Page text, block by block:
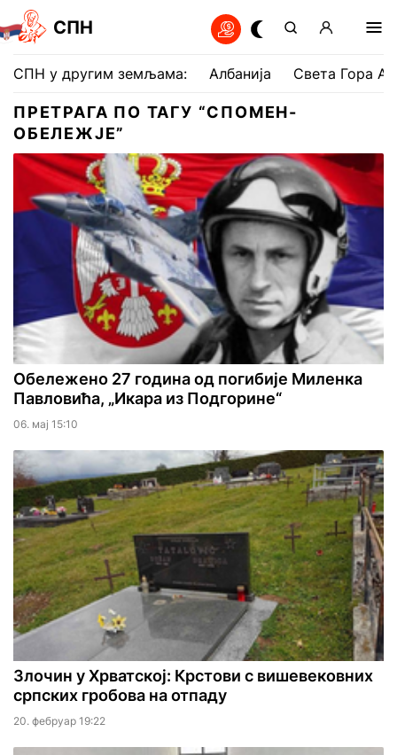
СПН
СПН у другим земљама: Албанија Света Гора
ПРЕТРАГА ПО ТАГУ “СПОМЕН-
ОБЕЛЕЖЈЕ”
Обележено 27 година од погибије Миленка
Павловића, „Икара из Подгорине“
06. мај 15:10
Злочин у Хрватској: Крстови с вишевековних
српских гробова на отпаду
20. фебруар 19:22